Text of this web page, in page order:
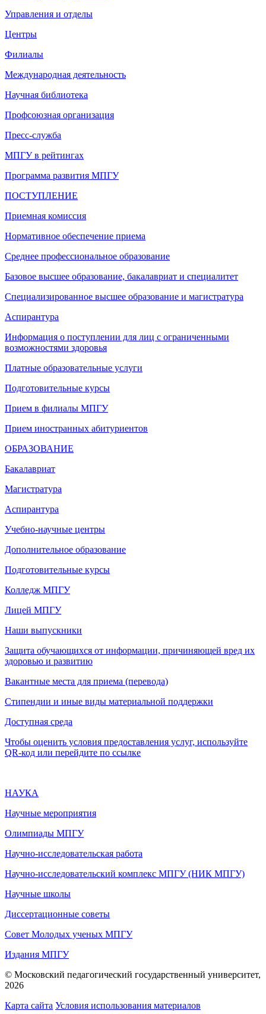
Управления и отделы
Центры
Филиалы
Международная деятельность
Научная библиотека
Профсоюзная организация
Пресс-служба
МПГУ в рейтингах
Программа развития МПГУ
ПОСТУПЛЕНИЕ
Приемная комиссия
Нормативное обеспечение приема
Среднее профессиональное образование
Базовое высшее образование, бакалавриат и специалитет
Специализированное высшее образование и магистратура
Аспирантура
Информация о поступлении для лиц с ограниченными
возможностями здоровья
Платные образовательные услуги
Подготовительные курсы
Прием в филиалы МПГУ
Прием иностранных абитуриентов
ОБРАЗОВАНИЕ
Бакалавриат
Магистратура
Аспирантура
Учебно-научные центры
Дополнительное образование
Подготовительные курсы
Колледж МПГУ
Лицей МПГУ
Наши выпускники
Защита обучающихся от информации, причиняющей вред их
здоровью и развитию
Вакантные места для приема (перевода)
Стипендии и иные виды материальной поддержки
Доступная среда
Чтобы оценить условия предоставления услуг, используйте
QR-код или перейдите по ссылке
НАУКА
Научные мероприятия
Олимпиады МПГУ
Научно-исследовательская работа
Научно-исследовательский комплекс МПГУ (НИК МПГУ)
Научные школы
Диссертационные советы
Совет Молодых ученых МПГУ
Издания МПГУ
© Московский педагогический государственный университет,
2026
Карта сайта Условия использования материалов